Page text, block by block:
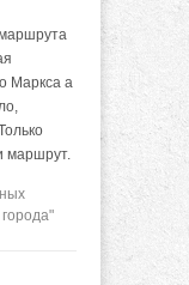
Маркса а
маршрут.